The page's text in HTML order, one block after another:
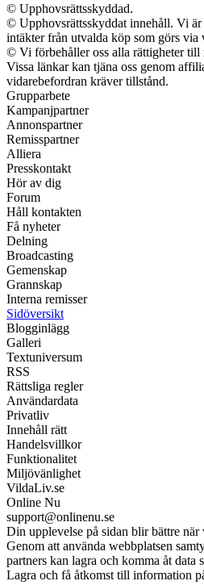
© Upphovsrättsskyddad.
© Upphovsrättsskyddat innehåll. Vi
intäkter från utvalda köp som görs via
© Vi förbehåller oss alla rättigheter till
Vissa länkar kan tjäna oss genom
vidarebefordran kräver tillstånd.
Grupparbete
Kampanjpartner
Annonspartner
Remisspartner
Alliera
Presskontakt
Hör av dig
Forum
Håll kontakten
Få nyheter
Delning
Broadcasting
Gemenskap
Grannskap
Interna remisser
Sidöversikt
Blogginlägg
Galleri
Textuniversum
RSS
Rättsliga regler
Användardata
Privatliv
Innehåll rätt
Handelsvillkor
Funktionalitet
Miljövänlighet
VildaLiv.se
Online Nu
support@onlinenu.se
Din upplevelse på sidan blir bättre när
Genom att använda webbplatsen
partners kan lagra och komma åt data
Lagra och få åtkomst till information